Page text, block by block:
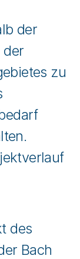
der
der
zu
des
Bach